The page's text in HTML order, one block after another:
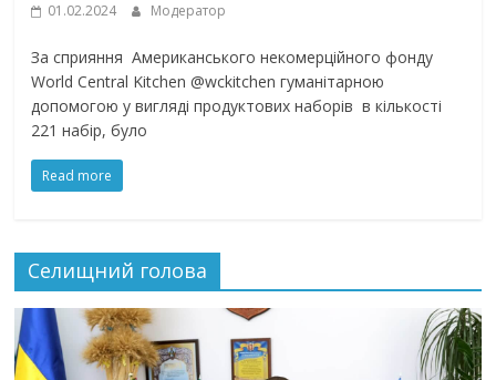
01.02.2024 Модератор
За сприяння Американського некомерційного фонду
World Central Kitchen @wckitchen гуманітарною
допомогою у вигляді продуктових наборів в кількості
221 набір, було
Read more
Селищний голова